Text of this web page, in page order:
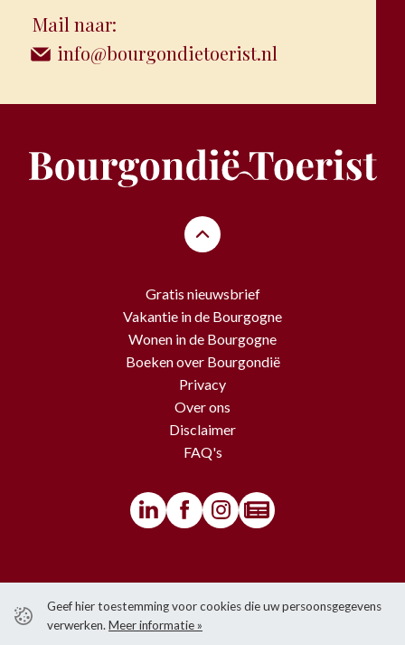
Geef hier toestemming voor cookies die uw persoonsgegevens
verwerken. Meer informatie »
Mail naar:
info@bourgondietoerist.nl
Gratis nieuwsbrief
Vakantie in de Bourgogne
Wonen in de Bourgogne
Boeken over Bourgondië
Privacy
Over ons
Disclaimer
FAQ's
gelden copyrights.
Het is niet toegestaan om iets over te nemen van de website zonder